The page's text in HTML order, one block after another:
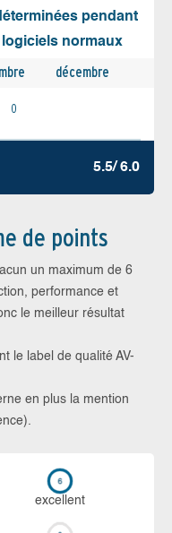
pendant
logiciels normaux
décembre
0
5.5/ 6.0
de points
un maximum de 6
performance et
le meilleur résultat
le label de qualité AV-
en plus la mention
ex­cellent